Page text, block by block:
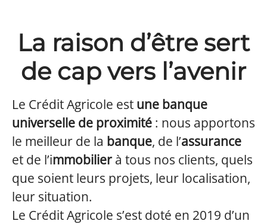
La raison d’être sert
de cap vers l’avenir
Le Crédit Agricole est une banque
universelle de proximité : nous apportons
le meilleur de la banque, de l’assurance
et de l’immobilier à tous nos clients, quels
que soient leurs projets, leur localisation,
leur situation.
Le Crédit Agricole s’est doté en 2019 d’un